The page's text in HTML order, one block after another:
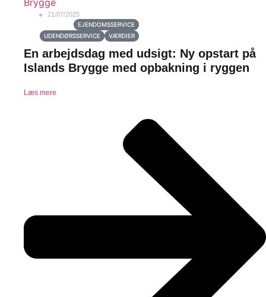
21/07/2025
EJENDOMSSERVICE
UDENDØRSSERVICE
VÆRDIER
En arbejdsdag med udsigt: Ny opstart på
Islands Brygge med opbakning i ryggen
Læs mere